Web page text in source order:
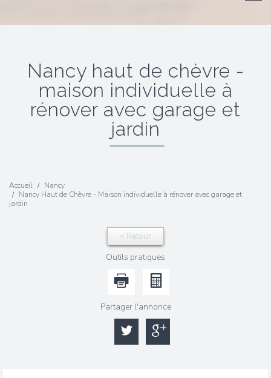
nancy haut de chèvre -
maison individuelle à
rénover avec garage et
jardin
Accueil
Nancy
Nancy Haut de Chèvre - Maison individuelle à rénover avec garage et
jardin
< Retour
Outils pratiques
Partager l'annonce